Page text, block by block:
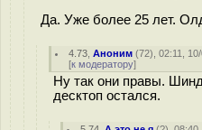
Да. Уже более 25 лет.
4.73 ,Аноним (72), 02:11,
[к модератору]
Ну так они правы.
десктоп остался.